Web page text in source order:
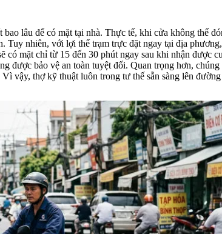
lâu để có mặt tại nhà. Thực tế, khi cửa không thể
Tuy nhiên, với lợi thế trạm trực đặt ngay tại địa
có mặt chỉ từ 15 đến 30 phút ngay sau khi nhận được
được bảo vệ an toàn tuyệt đối. Quan trọng hơn, chúng
vậy, thợ kỹ thuật luôn trong tư thế sẵn sàng lên